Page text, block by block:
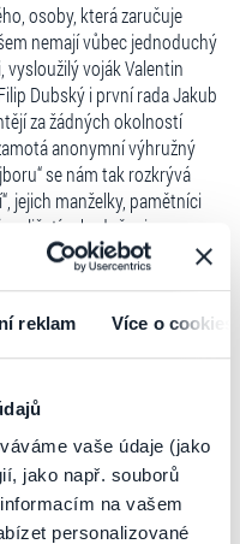
reklam Více o cookies
vaše údaje (jako
jako např. souborů
na vašem
personalizované
osoby, která zaručuje
nemají vůbec jednoduchý
voják Valentin
Dubský i první rada Jakub
za žádných okolností
anonymní výhružný
se nám tak rozkrývá
jejich manželky, pamětníci
paličatí zabedněnci,
žijí své malé životy,
střechami se přitom
napříč generacemi
stává obrovským
(1850–1892) – zarputilý
duch a především
– své dílo „komedií ze
bouřlivě, vyvolala
Číst více
pravosti vstupenek
si vždy zakoupíte